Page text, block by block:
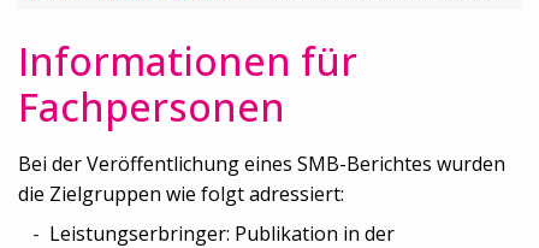
Informationen für
Fachpersonen
Bei der Veröffentlichung eines SMB-Berichtes wurden
die Zielgruppen wie folgt adressiert:
Leistungserbringer: Publikation in der